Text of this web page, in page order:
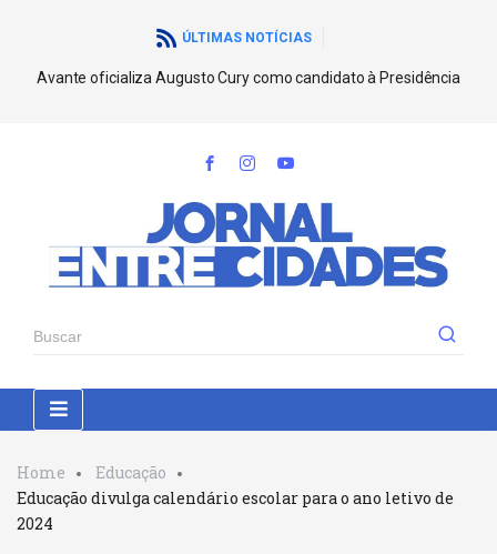
ÚLTIMAS NOTÍCIAS
Avante oficializa Augusto Cury como candidato à Presidência
Home
Educação
Educação divulga calendário escolar para o ano letivo de
2024